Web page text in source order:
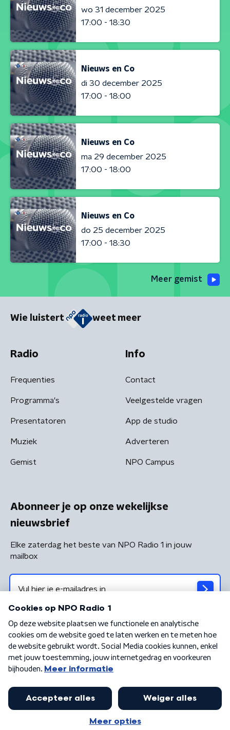
wo 31 december 2025
17:00 - 18:30
Nieuws en Co
di 30 december 2025
17:00 - 18:00
Nieuws en Co
ma 29 december 2025
17:00 - 18:00
Nieuws en Co
do 25 december 2025
17:00 - 18:30
Meer gemist
Wie luistert weet meer
Radio
Frequenties
Programma's
Presentatoren
Muziek
Gemist
Info
Contact
Veelgestelde vragen
App de studio
Adverteren
NPO Campus
Abonneer je op onze wekelijkse
nieuwsbrief
Elke zaterdag het beste van NPO Radio 1 in jouw
mailbox
Algemene voorwaarden